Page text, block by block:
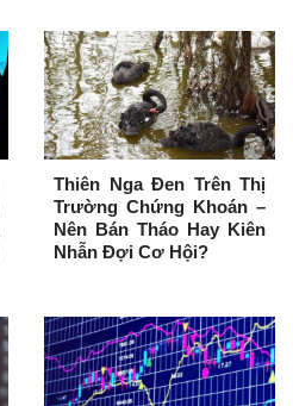
Thiên Nga Đen Trên Thị
Trường Chứng Khoán –
Nên Bán Tháo Hay Kiên
Nhẫn Đợi Cơ Hội?